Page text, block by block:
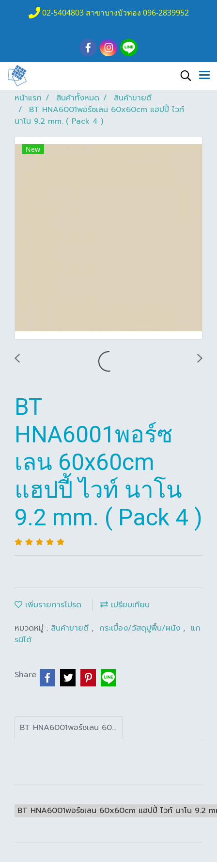
02-5404803 สาขาบางบัวทอง 096-2839952
หน้าแรก สินค้าทั้งหมด
สินค้าขายดี
BT HNA6001พอร์ซเลน 60x60cm แฮปปี้ ไวท์
นาโน 9.2 mm. ( Pack 4 )
New
BT
HNA6001พอร์ซ
เลน 60x60cm
แฮปปี้ ไวท์ นาโน
9.2 mm. ( Pack 4 )
เพิ่มรายการโปรด
เปรียบเทียบ
หมวดหมู่ : สินค้าขายดี , กระเบื้อง/วัสดุปูพื้น/ผนัง , แก
รนิโต้
Share
BT HNA6001พอร์ซเลน 60x60cm แฮปปี้ ไวท์ นาโน 9.2 mm. ( Pack 4 )
BT HNA6001พอร์ซเลน 60x60cm แฮปปี้ ไวท์ นาโน 9.2